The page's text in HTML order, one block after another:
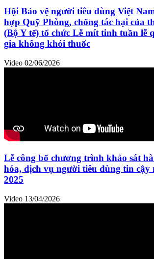
Hội Bảo vệ người tiêu dùng Việt
hợp Quỹ Phòng, chống tác hại của
(Bộ Y tế) tổ chức Lễ mít tinh tuần lễ
gia không khói thuốc
Video 02/06/2026
Lễ công bố chương trình khảo sát
hóa, dịch vụ người tiêu dùng tin cậy
2025
Video 13/04/2026